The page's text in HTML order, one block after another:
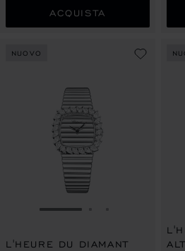
ACQUISTA
NUOVO
VAI ALLA SLIDE 1
L'HEURE DU DIAMANT